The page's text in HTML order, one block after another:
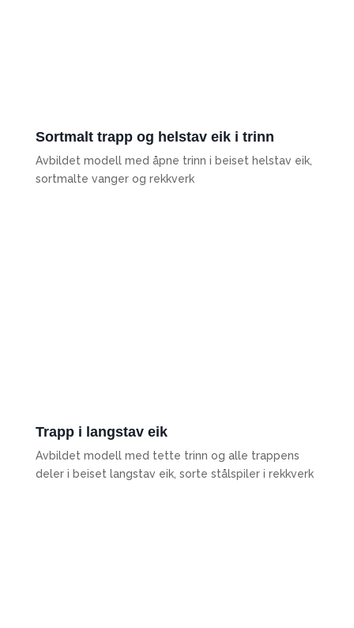
Sortmalt trapp og helstav eik i trinn
Avbildet modell med åpne trinn i beiset helstav eik,
sortmalte vanger og rekkverk
Trapp i langstav eik
Avbildet modell med tette trinn og alle trappens
deler i beiset langstav eik, sorte stålspiler i rekkverk